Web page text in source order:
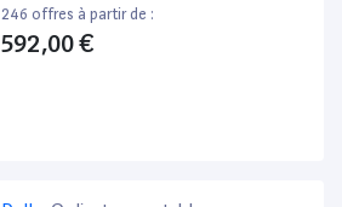
246 offres à partir de :
592,00 €